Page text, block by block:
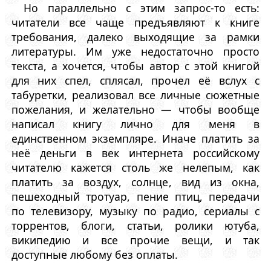
Но параллельно с этим запрос-то есть:
читатели все чаще предъявляют к книге
требования, далеко выходящие за рамки
литературы. Им уже недостаточно просто
текста, а хочется, чтобы автор с этой книгой
для них спел, сплясал, прочел её вслух с
табуретки, реализовал все личные сюжетные
пожелания, и желательно — чтобы вообще
написал книгу лично для меня в
единственном экземпляре. Иначе платить за
неё деньги в век интернета российскому
читателю кажется столь же нелепым, как
платить за воздух, солнце, вид из окна,
пешеходный тротуар, пение птиц, передачи
по телевизору, музыку по радио, сериалы с
торрентов, блоги, статьи, ролики ютуба,
википедию и все прочие вещи, и так
доступные любому без оплаты.